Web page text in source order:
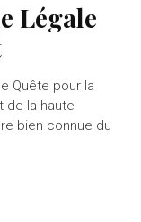
Légale
Quête pour la
bien connue du